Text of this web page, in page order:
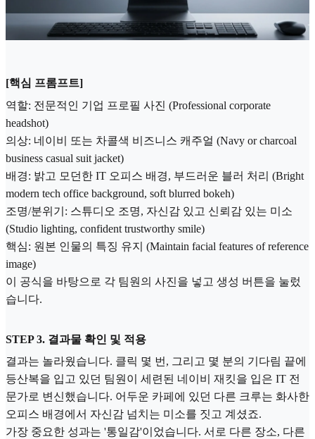
[핵심 프롬프트]
역할: 전문적인 기업 프로필 사진 (Professional corporate
headshot)
의상: 네이비 또는 차콜색 비즈니스 캐주얼 (Navy or charcoal
business casual suit jacket)
배경: 밝고 모던한 IT 오피스 배경, 부드러운 블러 처리 (Bright
modern tech office background, soft blurred bokeh)
조명/분위기: 스튜디오 조명, 자신감 있고 신뢰감 있는 미소
(Studio lighting, confident trustworthy smile)
핵심: 원본 인물의 특징 유지 (Maintain facial features of reference
image)
이 공식을 바탕으로 각 팀원의 사진을 넣고 생성 버튼을 눌렀
습니다.
STEP 3. 결과물 확인 및 적용
결과는 놀라웠습니다. 클릭 몇 번, 그리고 몇 분의 기다림 끝에
등산복을 입고 있던 팀원이 세련된 네이비 재킷을 입은 IT 전
문가로 변신했습니다. 어두운 카페에 있던 다른 크루는 화사한
오피스 배경에서 자신감 넘치는 미소를 짓고 계셨죠.
가장 중요한 성과는 '통일감'이었습니다. 서로 다른 장소, 다른